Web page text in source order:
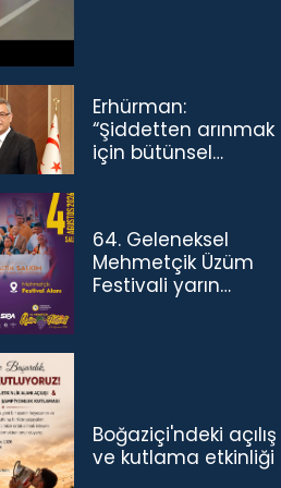
Erhürman:
“Şiddetten arınmak
için bütünsel
64. Geleneksel
Mehmetçik Üzüm
Festivali yarın
Boğaziçi'ndeki açılış
ve kutlama etkinliği